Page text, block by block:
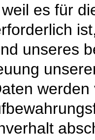
es für
unseres